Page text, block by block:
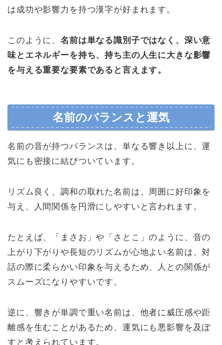
は成功や影響力を持つ漢字が好まれます。
このように、名前は単なる識別子ではなく、深い意
味とエネルギーを持ち、持ち主の人生に大きな影響
を与える重要な要素であると言えます。
名前のバランスと運気
名前の音が持つバランスは、単なる響き以上に、運
気にも密接に結びついています。
リズム良く、調和の取れた名前は、周囲に好印象を
与え、人間関係を円滑にしやすいと言われます。
たとえば、「まさお」や「さとこ」のように、音の
上がり下がりや長短のリズムが心地よい名前は、対
話の際に柔らかい印象を与えるため、人との関係が
スムーズになりやすいです。
逆に、響きが単調で重い名前は、他者に威圧感や距
離感を生むことがあるため、運気にも悪影響を及ぼ
すと考えられています。